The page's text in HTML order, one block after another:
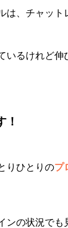
、チャット
いるけれど
！
りひとりのプ
の状況でも